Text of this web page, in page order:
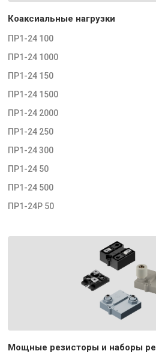
Коаксиальные нагрузки
ПР1-24 100
ПР1-24 1000
ПР1-24 150
ПР1-24 1500
ПР1-24 2000
ПР1-24 250
ПР1-24 300
ПР1-24 50
ПР1-24 500
ПР1-24Р 50
Мощные резисторы и наборы